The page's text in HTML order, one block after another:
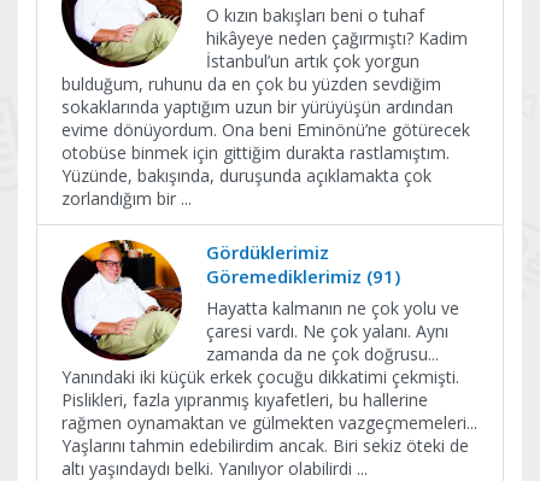
O kızın bakışları beni o tuhaf
hikâyeye neden çağırmıştı? Kadim
İstanbul’un artık çok yorgun
bulduğum, ruhunu da en çok bu yüzden sevdiğim
sokaklarında yaptığım uzun bir yürüyüşün ardından
evime dönüyordum. Ona beni Eminönü’ne götürecek
otobüse binmek için gittiğim durakta rastlamıştım.
Yüzünde, bakışında, duruşunda açıklamakta çok
zorlandığım bir ...
Gördüklerimiz
Göremediklerimiz (91)
Hayatta kalmanın ne çok yolu ve
çaresi vardı. Ne çok yalanı. Aynı
zamanda da ne çok doğrusu...
Yanındaki iki küçük erkek çocuğu dikkatimi çekmişti.
Pislikleri, fazla yıpranmış kıyafetleri, bu hallerine
rağmen oynamaktan ve gülmekten vazgeçmemeleri...
Yaşlarını tahmin edebilirdim ancak. Biri sekiz öteki de
altı yaşındaydı belki. Yanılıyor olabilirdi ...